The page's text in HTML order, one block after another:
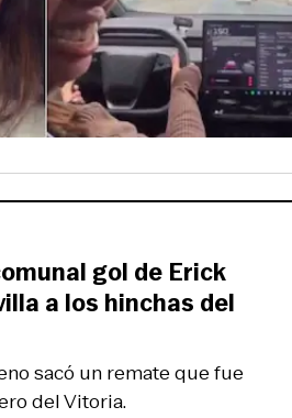
sacó un remate que fue
del Vitoria.
gol de Erick
a los hinchas del